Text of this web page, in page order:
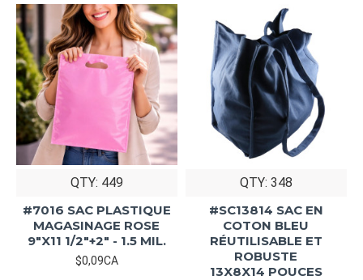
QTY: 449
#7016 SAC PLASTIQUE
MAGASINAGE ROSE
9"X11 1/2"+2" - 1.5 MIL.
$0,09CA
QTY: 348
#SC13814 SAC EN
COTON BLEU
RÉUTILISABLE ET
ROBUSTE
13X8X14 POUCES